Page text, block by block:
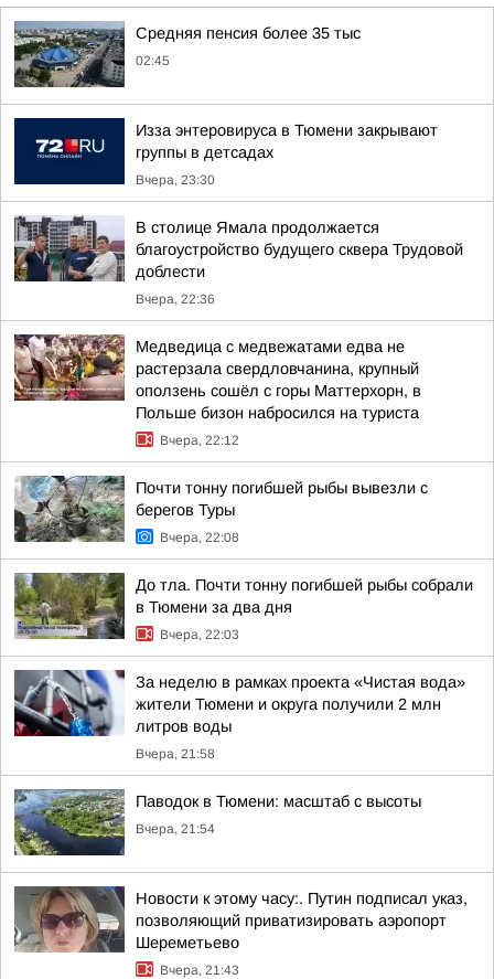
Средняя пенсия более 35 тыс
02:45
Изза энтеровируса в Тюмени закрывают
группы в детсадах
Вчера, 23:30
В столице Ямала продолжается
благоустройство будущего сквера Трудовой
доблести
Вчера, 22:36
Медведица с медвежатами едва не
растерзала свердловчанина, крупный
оползень сошёл с горы Маттерхорн, в
Польше бизон набросился на туриста
Вчера, 22:12
Почти тонну погибшей рыбы вывезли с
берегов Туры
Вчера, 22:08
До тла. Почти тонну погибшей рыбы собрали
в Тюмени за два дня
Вчера, 22:03
За неделю в рамках проекта «Чистая вода»
жители Тюмени и округа получили 2 млн
литров воды
Вчера, 21:58
Паводок в Тюмени: масштаб с высоты
Вчера, 21:54
Новости к этому часу:. Путин подписал указ,
позволяющий приватизировать аэропорт
Шереметьево
Вчера, 21:43